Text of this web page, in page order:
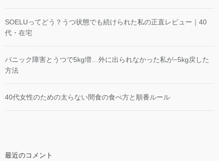
SOELUってどう？うつ状態でも続けられた私の正直レビュー｜40
代・在宅
パニック障害とうつで5kg増…外に出られなかった私が−5kg戻した
方法
40代女性のための太らない間食の食べ方と順番ルール
最近のコメント